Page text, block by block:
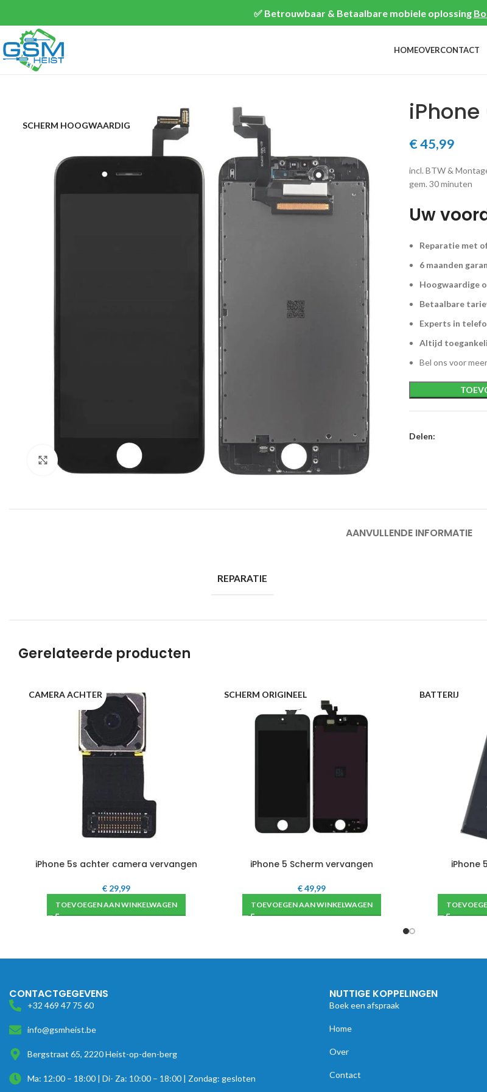
✅ Betrouwbaar & Betaalbare mobiele oplossing
HOMEOVERCONTACT
SCHERM HOOGWAARDIG
Klik om te vergroten
€45,99
incl. BTW &
gem. 30 minuten
Uw
Reparatie met
6 maanden
Hoogwaardige
Betaalbare
Experts in
Altijd
Bel ons voor
Delen:
AANVULLENDE INFORMATIE
REPARATIE
Gerelateerde producten
CAMERA ACHTER
iPhone 5s achter camera vervangen
€29,99
TOEVOEGEN AAN WINKELWAGEN
SCHERM ORIGINEEL
iPhone 5 Scherm vervangen
€49,99
TOEVOEGEN AAN WINKELWAGEN
BATTERIJ
iPhone
CONTACTGEGEVENS
+32 469 47 75 60
info@gsmheist.be
Bergstraat 65, 2220 Heist-op-den-berg
Ma: 12:00 – 18:00 | Di- Za: 10:00 – 18:00 | Zondag: gesloten
NUTTIGE KOPPELINGEN
Boek een afspraak
Home
Over
Contact